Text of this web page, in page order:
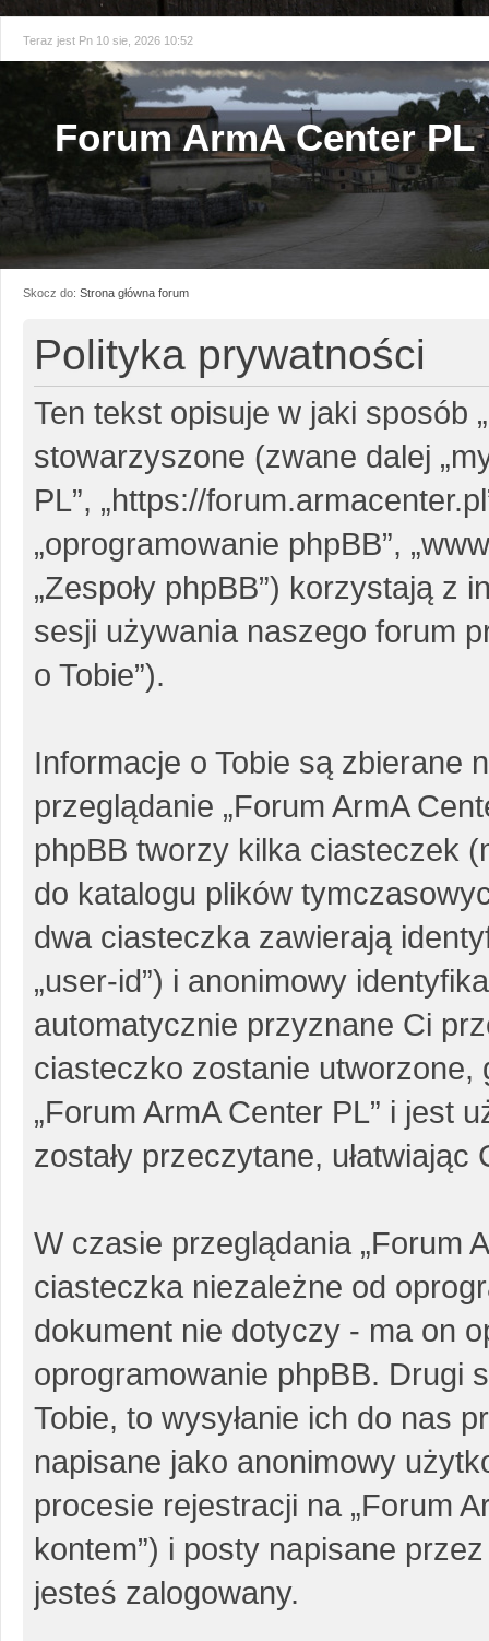
Teraz jest Pn 10 sie, 2026 10:52
Forum ArmA Center PL
Skocz do: Strona główna forum
Polityka prywatności
Ten tekst opisuje w jaki sposób
stowarzyszone (zwane dalej
PL”, „https://
„oprogramowanie phpBB”,
„Zespoły phpBB”) korzystają z
sesji używania naszego forum
o Tobie”).
Informacje o Tobie są zbierane
przeglądanie „Forum ArmA
phpBB tworzy kilka ciasteczek
do katalogu plików
dwa ciasteczka zawierają
„user-id”) i anonimowy
automatycznie przyznane Ci
ciasteczko zostanie
„Forum ArmA Center PL” i jest
zostały przeczytane,
W czasie przeglądania „Forum
ciasteczka niezależne od
dokument nie dotyczy - ma on
oprogramowanie phpBB. Drugi
Tobie, to wysyłanie ich do nas
napisane jako anonimowy
procesie rejestracji na „Forum
kontem”) i posty napisane
jesteś zalogowany.